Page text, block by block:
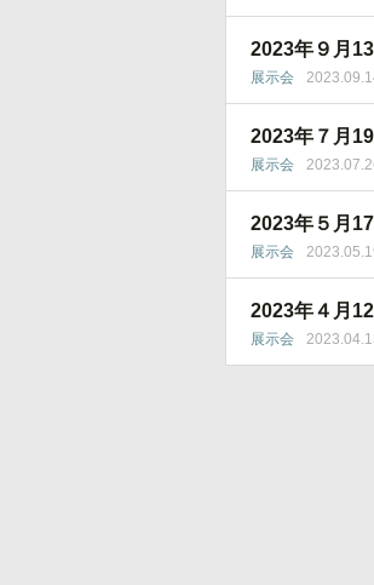
2023年９月
展示会
2023年７月
展示会
2023年５月
展示会
2023年４月
展示会